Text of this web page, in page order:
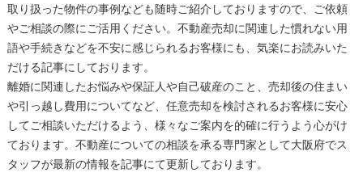
取り扱った物件の事例なども随時ご紹介しておりますので、ご依頼
やご相談の際にご活用ください。不動産売却に関連した慣れない用
語や手続きなどを不安に感じられるお客様にも、気楽にお読みいた
だける記事にしております。
離婚に関連したお悩みや保証人や自己破産のこと、売却後の住まい
や引っ越し費用についてなど、任意売却を検討されるお客様に安心
してご相談いただけるよう、様々なご案内を的確に行うよう心がけ
ております。不動産についての相談を承る専門家として大阪府でス
タッフが最新の情報を記事にて更新しております。